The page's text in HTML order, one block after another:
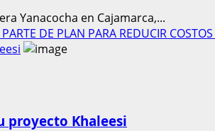
Yanacocha en Cajamarca,...
DE PLAN PARA REDUCIR
proyecto Khaleesi